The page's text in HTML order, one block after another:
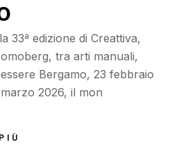
33ª edizione di Creattiva,
tra arti manuali,
Bergamo, 23 febbraio
2026, il mon